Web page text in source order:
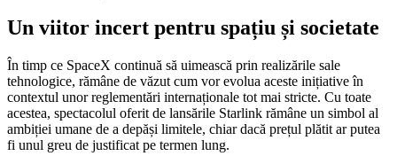
Un viitor incert pentru spațiu și societate
În timp ce SpaceX continuă să uimească prin realizările sale
tehnologice, rămâne de văzut cum vor evolua aceste inițiative în
contextul unor reglementări internaționale tot mai stricte. Cu toate
acestea, spectacolul oferit de lansările Starlink rămâne un simbol al
ambiției umane de a depăși limitele, chiar dacă prețul plătit ar putea
fi unul greu de justificat pe termen lung.